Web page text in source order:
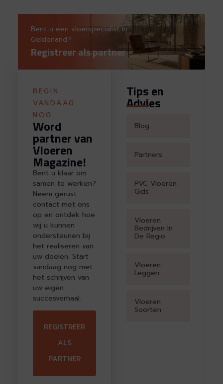
Tips en
Advies
Blog
Partners
PVC Vloeren
Gids
Vloeren
Bedrijven In
De Regio
Vloeren
Leggen
Vloeren
Soorten
BEGIN
VANDAAG
NOG
Word
partner van
Vloeren
Magazine!
Bent u klaar om
samen te werken?
Neem gerust
contact met ons
op en ontdek hoe
wij u kunnen
ondersteunen bij
het realiseren van
uw doelen. Start
vandaag nog met
het schrijven van
uw eigen
succesverhaal.
REGISTREER
ALS
PARTNER
Bent u een vloerspecialist in
Gelderland?
Registreer als partner